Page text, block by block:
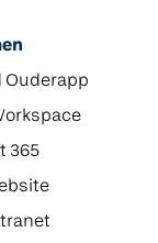
Ouderapp
365